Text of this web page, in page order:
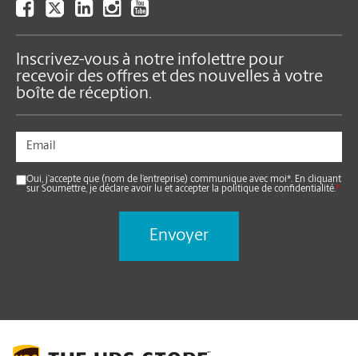
Inscrivez-vous à notre infolettre pour
recevoir des offres et des nouvelles à votre
boîte de réception.
Oui, j’accepte que (nom de l’entreprise) communique avec moi*. En cliquant
sur Soumettre, je déclare avoir lu et accepter la politique de confidentialité.*